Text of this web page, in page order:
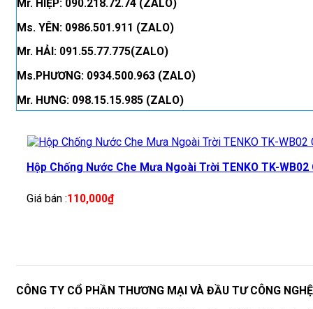
Mr. HIỆP: 090.218.72.74 (ZALO)
Ms. YÊN: 0986.501.911 (ZALO)
Mr. HẢI: 091.55.77.775(ZALO)
Ms.PHƯƠNG: 0934.500.963 (ZALO)
Mr. HƯNG: 098.15.15.985 (ZALO)
Hộp Chống Nước Che Mưa Ngoài Trời TENKO TK-WB02
Giá bán :110,000₫
CÔNG TY CỔ PHẦN THƯƠNG MẠI VÀ ĐẦU TƯ CÔNG